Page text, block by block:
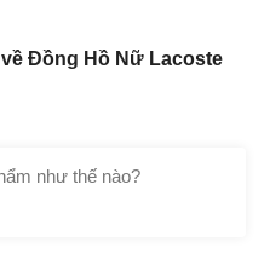
về Đồng Hồ Nữ Lacoste